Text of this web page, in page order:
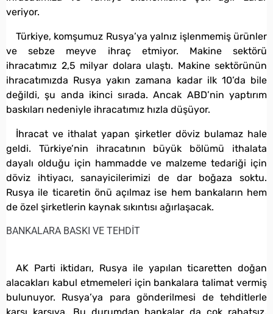
veriyor.
Türkiye, komşumuz Rusya’ya yalnız işlenmemiş ürünler
ve sebze meyve ihraç etmiyor. Makine sektörü
ihracatımız 2,5 milyar dolara ulaştı. Makine sektörünün
ihracatımızda Rusya yakın zamana kadar ilk 10’da bile
değildi, şu anda ikinci sırada. Ancak ABD’nin yaptırım
baskıları nedeniyle ihracatımız hızla düşüyor.
İhracat ve ithalat yapan şirketler döviz bulamaz hale
geldi. Türkiye’nin ihracatının büyük bölümü ithalata
dayalı olduğu için hammadde ve malzeme tedariği için
döviz ihtiyacı, sanayicilerimizi de dar boğaza soktu.
Rusya ile ticaretin önü açılmaz ise hem bankaların hem
de özel şirketlerin kaynak sıkıntısı ağırlaşacak.
BANKALARA BASKI VE TEHDİT
AK Parti iktidarı, Rusya ile yapılan ticaretten doğan
alacakları kabul etmemeleri için bankalara talimat vermiş
bulunuyor. Rusya’ya para gönderilmesi de tehditlerle